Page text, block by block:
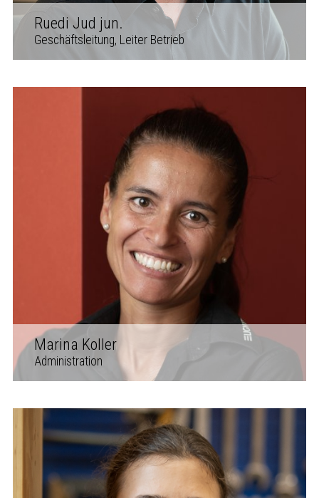
Ruedi Jud jun.
Geschäftsleitung, Leiter Betrieb
Marina Koller
Administration